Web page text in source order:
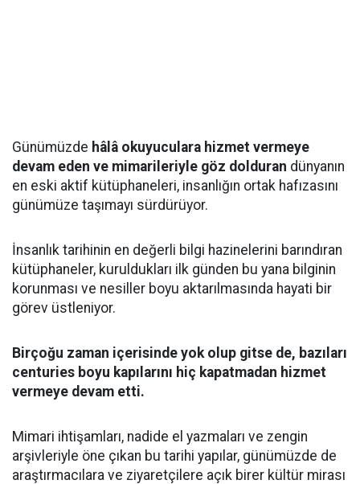
Günümüzde hâlâ okuyuculara hizmet vermeye
devam eden ve mimarileriyle göz dolduran dünyanın
en eski aktif kütüphaneleri, insanlığın ortak hafızasını
günümüze taşımayı sürdürüyor.
İnsanlık tarihinin en değerli bilgi hazinelerini barındıran
kütüphaneler, kuruldukları ilk günden bu yana bilginin
korunması ve nesiller boyu aktarılmasında hayati bir
görev üstleniyor.
Birçoğu zaman içerisinde yok olup gitse de, bazıları
centuries boyu kapılarını hiç kapatmadan hizmet
vermeye devam etti.
Mimari ihtişamları, nadide el yazmaları ve zengin
arşivleriyle öne çıkan bu tarihi yapılar, günümüzde de
araştırmacılara ve ziyaretçilere açık birer kültür mirası